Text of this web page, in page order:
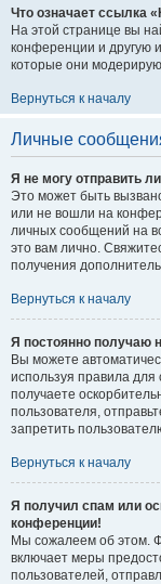
Что означает ссылка
На этой странице вы
конференции и другую
которые они
Вернуться к началу
Личные
Я не могу отправить
Это может быть
или не вошли на
личных сообщений на
это вам лично.
получения
Вернуться к началу
Я постоянно получаю
Вы можете
используя правила
получаете
пользователя,
запретить
Вернуться к началу
Я получил спам или
конференции!
Мы сожалеем об этом.
включает меры
пользователей,